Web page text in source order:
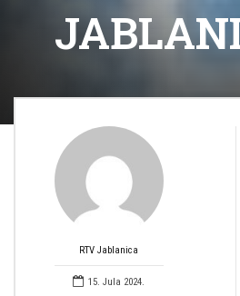
RTV Jablanica
15. Jula 2024.